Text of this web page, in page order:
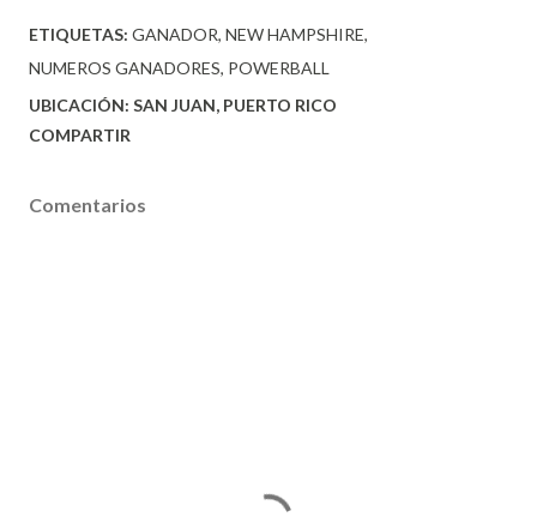
ETIQUETAS: GANADOR NEW HAMPSHIRE
NUMEROS GANADORES POWERBALL
UBICACIÓN: SAN JUAN, PUERTO RICO
COMPARTIR
Comentarios